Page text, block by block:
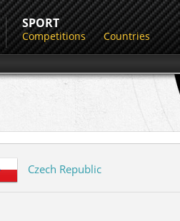
SPORT
Competitions Countries
Czech Republic